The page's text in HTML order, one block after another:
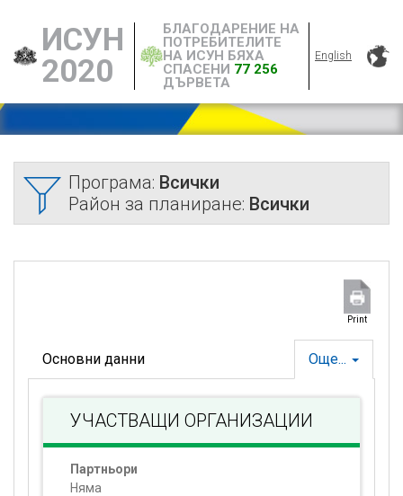
ИСУН
2020
БЛАГОДАРЕНИЕ НА
ПОТРЕБИТЕЛИТЕ
НА ИСУН БЯХА
СПАСЕНИ 77 256
ДЪРВЕТА
English
Програма: Всички
Район за планиране: Всички
Print
Още...
Основни данни
УЧАСТВАЩИ ОРГАНИЗАЦИИ
Партньори
Няма